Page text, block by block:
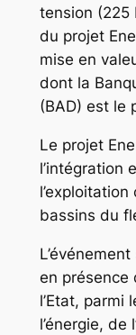
tension (225
du projet
mise en
dont la
(BAD) est le
Le projet
l’intégration
bassins du
en présence
l’Etat, parmi
l’énergie, de